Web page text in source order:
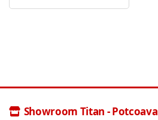
Showroom Titan - Potcoava